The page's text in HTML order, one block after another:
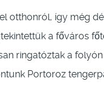
otthonról, így még
a főváros
ringatóztak a
Portoroz